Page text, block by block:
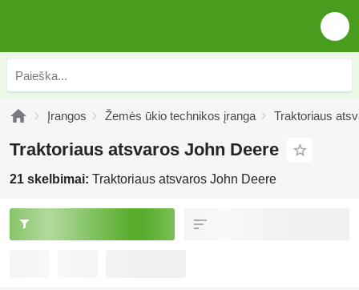
Įrangos Žemės ūkio technikos įranga Traktoriaus
Traktoriaus atsvaros John Deere
21 skelbimai: Traktoriaus atsvaros John Deere